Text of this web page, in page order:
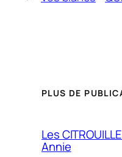
PLUS DE
Les
Annie